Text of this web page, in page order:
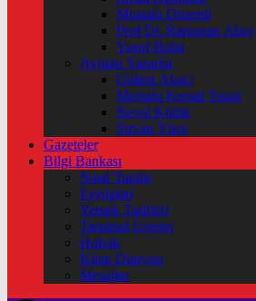
Mustafa Düzenli
Prof Dr. Ramazan Abay
Yusuf Bolat
Ayrılan Yazarlar
Gülten Abacı
Mustafa Kemal Yonat
Neval Kütük
Şirvan Yüce
Gazeteler
Bilgi Bankası
Nasıl Yapılır
Faydaları
Yemek Tarifleri
Tarımsal Üretim
Hukuk
Kitap Dünyası
Mesajlar